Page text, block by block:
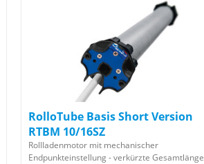
RolloTube Basis Short Version
RTBM 10/16SZ
Rollladenmotor mit mechanischer
Endpunkteinstellung - verkürzte Gesamtlänge